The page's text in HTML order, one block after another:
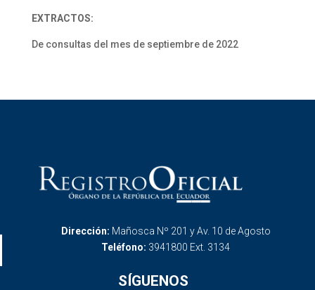
EXTRACTOS:
De consultas del mes de septiembre de 2022
Dirección: Mañosca Nº 201 y Av. 10 de Agosto
Teléfono: 3941800 Ext. 3134
SÍGUENOS